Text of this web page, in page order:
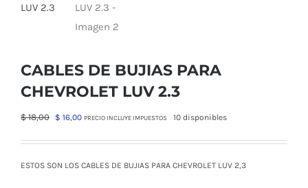
CABLES DE BUJIAS PARA
CHEVROLET LUV 2.3
$18,00
El
original
era:
$ 16,00El
actual
es:
PRECIO INCLUYE IMPUESTOS 10 disponibles
ESTOS SON LOS CABLES DE BUJIAS PARA CHEVROLET LUV 2,3